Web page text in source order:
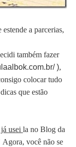
a parcerias,
também fazer
),
colocar tudo
que estão
usei la no Blog da
Agora, você não se